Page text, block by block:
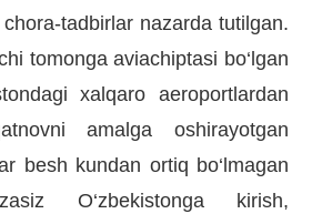
tadbirlar nazarda tutilgan.
tomonga aviachiptasi bo‘lgan
xalqaro aeroportlardan
amalga oshirayotgan
besh kundan ortiq bo‘lmagan
O‘zbekistonga kirish,